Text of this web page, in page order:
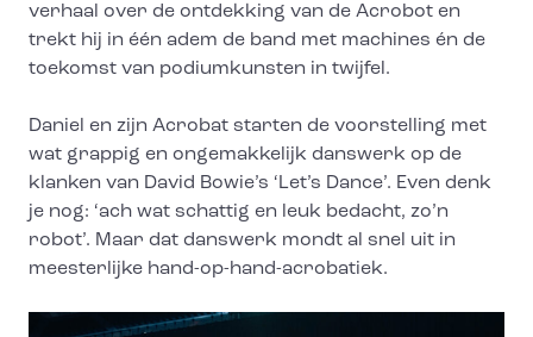
verhaal over de ontdekking van de Acrobot en
trekt hij in één adem de band met machines én de
toekomst van podiumkunsten in twijfel.
Daniel en zijn Acrobat starten de voorstelling met
wat grappig en ongemakkelijk danswerk op de
klanken van David Bowie’s ‘Let’s Dance’. Even denk
je nog: ‘ach wat schattig en leuk bedacht, zo’n
robot’. Maar dat danswerk mondt al snel uit in
meesterlijke hand-op-hand-acrobatiek.